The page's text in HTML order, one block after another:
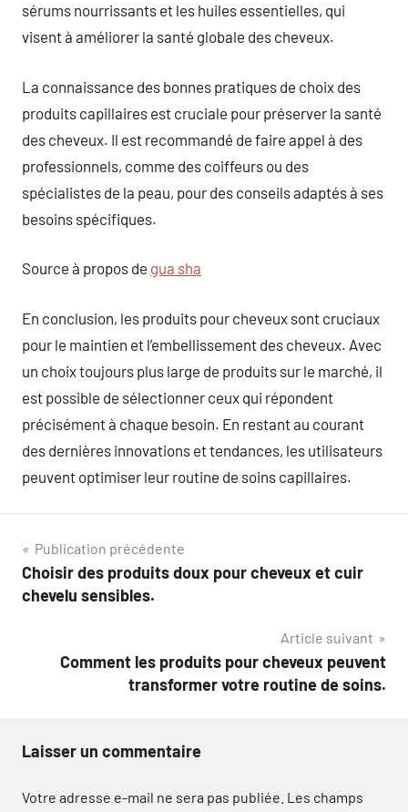
sérums nourrissants et les huiles essentielles, qui
visent à améliorer la santé globale des cheveux.
La connaissance des bonnes pratiques de choix des
produits capillaires est cruciale pour préserver la santé
des cheveux. Il est recommandé de faire appel à des
professionnels, comme des coiffeurs ou des
spécialistes de la peau, pour des conseils adaptés à ses
besoins spécifiques.
Source à propos de gua sha
En conclusion, les produits pour cheveux sont cruciaux
pour le maintien et l’embellissement des cheveux. Avec
un choix toujours plus large de produits sur le marché, il
est possible de sélectionner ceux qui répondent
précisément à chaque besoin. En restant au courant
des dernières innovations et tendances, les utilisateurs
peuvent optimiser leur routine de soins capillaires.
Navigation
de
Publication précédente
Choisir des produits doux pour cheveux et cuir
chevelu sensibles.
Article suivant
Comment les produits pour cheveux peuvent
transformer votre routine de soins.
Laisser un commentaire
Votre adresse e-mail ne sera pas publiée. Les champs